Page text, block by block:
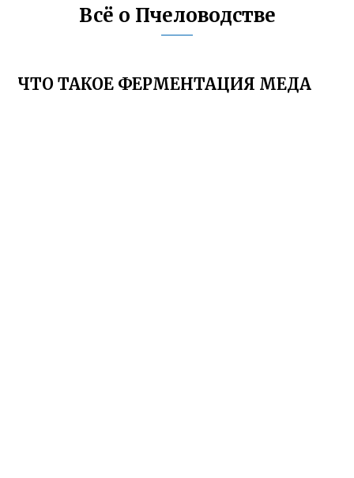
Всё о Пчеловодстве
ЧТО ТАКОЕ ФЕРМЕНТАЦИЯ МЕДА